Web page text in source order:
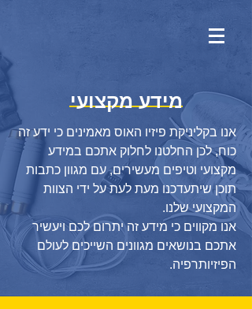
מידע מקצועי
אנו בקליניקת פיזיו האוס מאמינים כי ידע זה
כוח, לכן החלטנו לחלוק אתכם במידע
מקצועי וטיפים מעשירים, עם מגוון כתבות
תוכן שיתעדכנו מעת לעת על ידי הצוות
המקצועי שלנו.
אנו מקווים כי מידע זה יתרום לכם ויעשיר
אתכם בנושאים מגוונים השייכים לעולם
הפיזיותרפיה.